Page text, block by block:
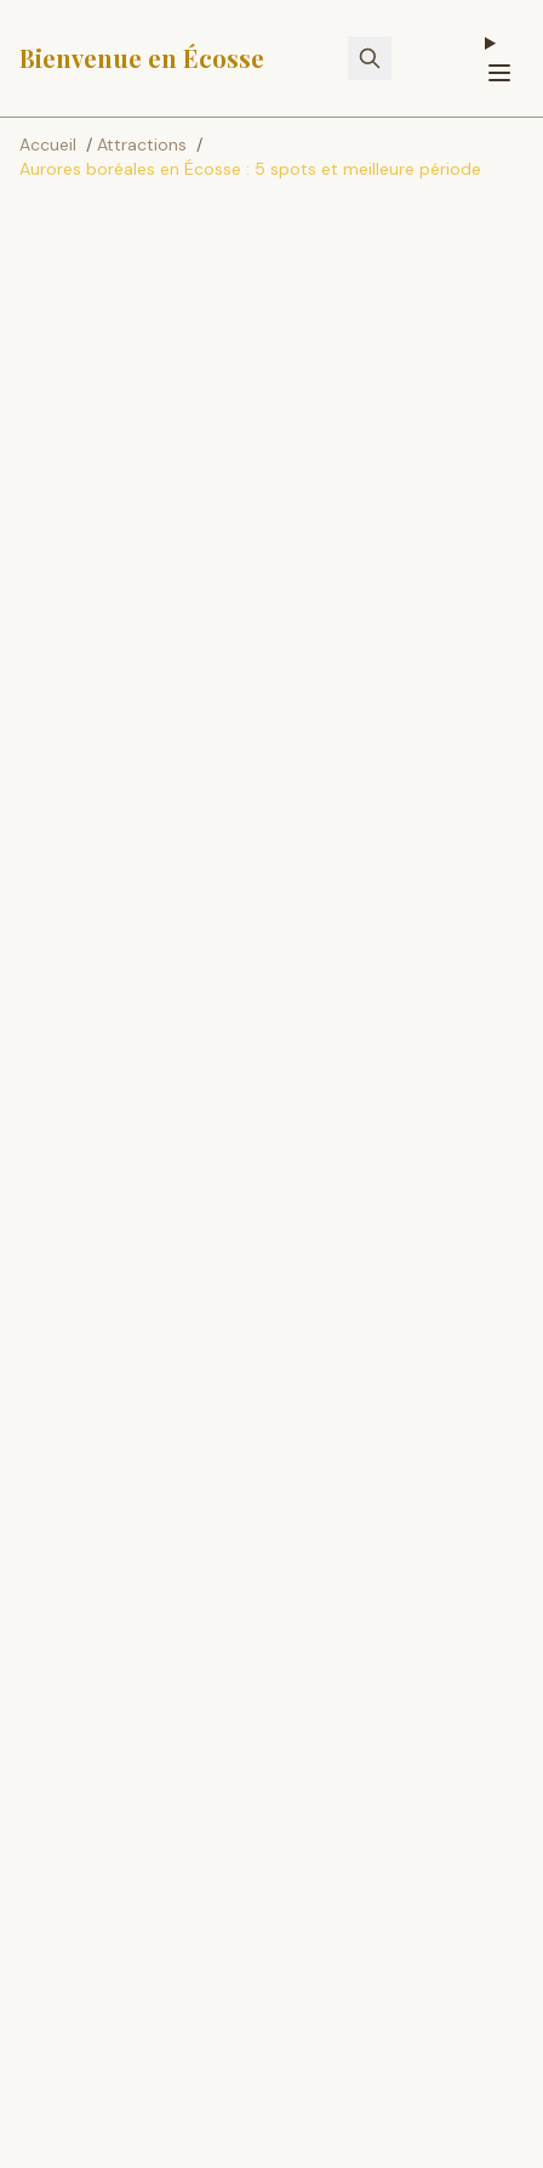
Bienvenue en Écosse
Accueil / Attractions /
Aurores boréales en Écosse : 5 spots et meilleure période